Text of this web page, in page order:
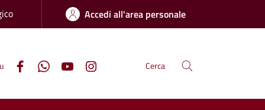
Accedi all'area personale
Cerca